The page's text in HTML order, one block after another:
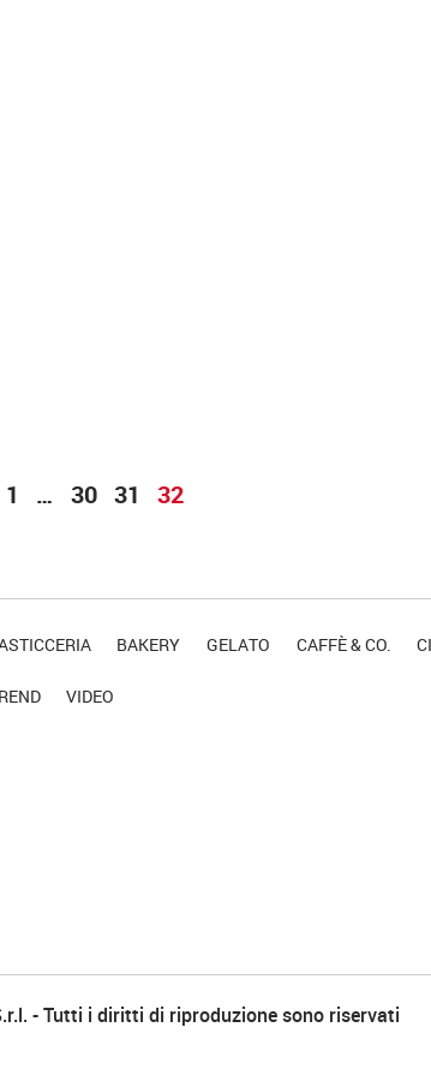
1 … 30 31 32
BAKERY GELATO CAFFÈ & CO.
VIDEO
- Tutti i diritti di riproduzione sono riservati